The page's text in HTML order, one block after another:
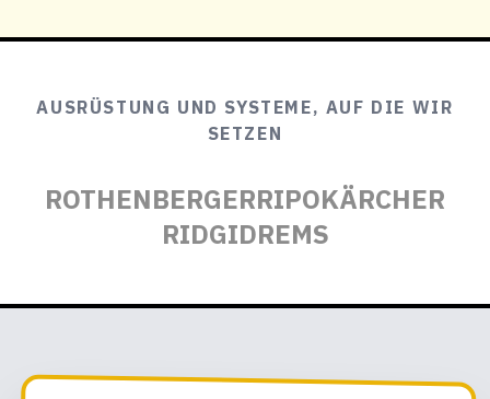
AUSRÜSTUNG UND SYSTEME, AUF DIE WIR
SETZEN
ROTHENBERGERRIPOKÄRCHER
RIDGIDREMS